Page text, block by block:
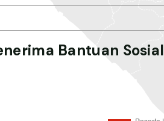
Bantuan Sosial